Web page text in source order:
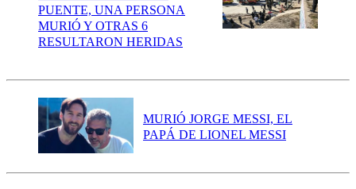
PUENTE, UNA PERSONA
MURIÓ Y OTRAS 6
RESULTARON HERIDAS
MURIÓ JORGE MESSI, EL
PAPÁ DE LIONEL MESSI